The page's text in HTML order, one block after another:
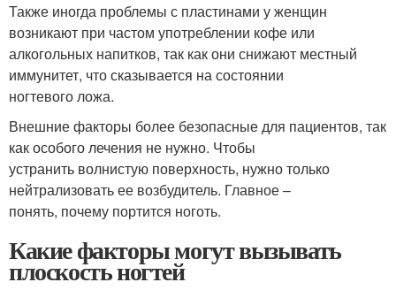
Также иногда проблемы с пластинами у женщин
возникают при частом употреблении кофе или
алкогольных напитков, так как они снижают местный
иммунитет, что сказывается на состоянии
ногтевого ложа.
Внешние факторы более безопасные для пациентов, так
как особого лечения не нужно. Чтобы
устранить волнистую поверхность, нужно только
нейтрализовать ее возбудитель. Главное –
понять, почему портится ноготь.
Какие факторы могут вызывать
плоскость ногтей